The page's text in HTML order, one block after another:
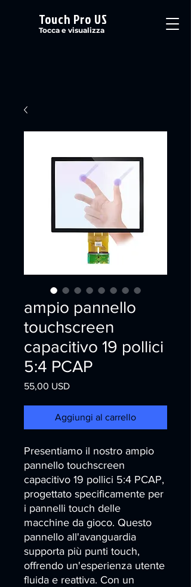
Touch Pro US
Tocca e visualizza
ampio pannello
touchscreen
capacitivo 19 pollici
5:4 PCAP
55,00 USDPrezzo
Aggiungi al carrello
Presentiamo il nostro ampio
pannello touchscreen
capacitivo 19 pollici 5:4 PCAP,
progettato specificamente per
i pannelli touch delle
macchine da gioco. Questo
pannello all'avanguardia
supporta più punti touch,
offrendo un'esperienza utente
fluida e reattiva. Con un